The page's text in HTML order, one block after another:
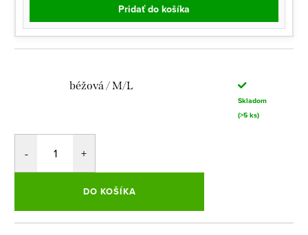
Pridať do košíka
béžová / M/L
Skladom
(>5 ks)
DO KOŠÍKA